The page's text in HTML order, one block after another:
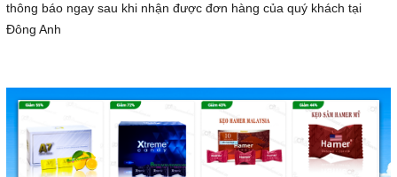
thông báo ngay sau khi nhận được đơn hàng của quý khách tại
Đông Anh